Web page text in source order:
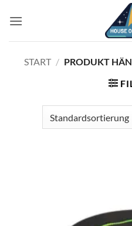
Inhalt
START / PRODUKT